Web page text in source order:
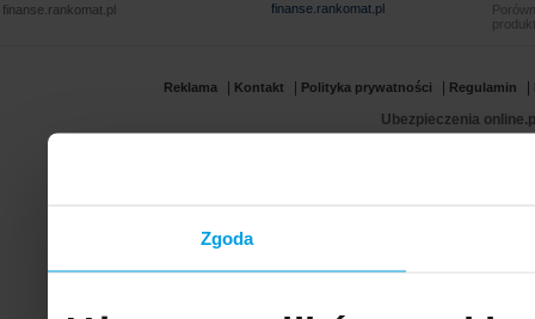
Zgoda
finanse.rankomat.pl finanse.rankomat.pl
Reklama Kontakt Polityka prywatności Regulamin
Ubezpieczenia